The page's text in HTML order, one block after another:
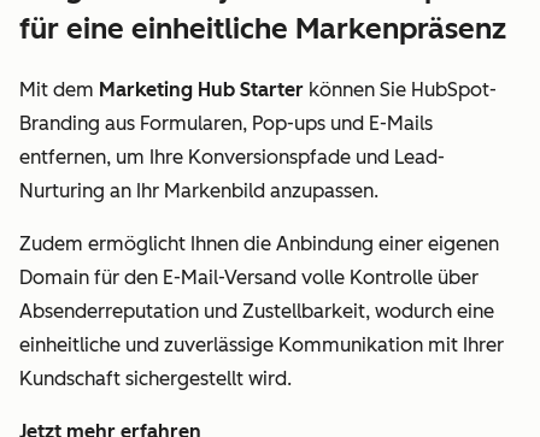
für eine einheitliche Markenpräsenz
Mit dem Marketing Hub Starter können Sie HubSpot-
Branding aus Formularen, Pop-ups und E-Mails
entfernen, um Ihre Konversionspfade und Lead-
Nurturing an Ihr Markenbild anzupassen.
Zudem ermöglicht Ihnen die Anbindung einer eigenen
Domain für den E-Mail-Versand volle Kontrolle über
Absenderreputation und Zustellbarkeit, wodurch eine
einheitliche und zuverlässige Kommunikation mit Ihrer
Kundschaft sichergestellt wird.
Jetzt mehr erfahren